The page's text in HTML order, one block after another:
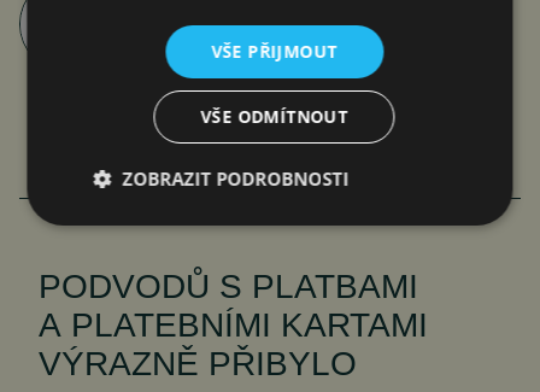
články autora >
PODVODŮ S PLATBAMI
A PLATEBNÍMI KARTAMI
VÝRAZNĚ PŘIBYLO
VŠE PŘIJMOUT
VŠE ODMÍTNOUT
ZOBRAZIT PODROBNOSTI